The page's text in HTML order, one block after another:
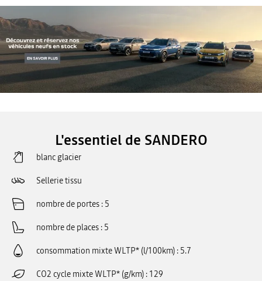
L'essentiel de SANDERO
blanc glacier
Sellerie tissu
nombre de portes 5
nombre de places 5
consommation mixte WLTP* (l/100km) 5.7
CO2 cycle mixte WLTP* (g/km) 129